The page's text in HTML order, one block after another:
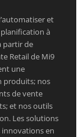
et
à
partir de
Retail de Mi9
une
produits; nos
de vente
et nos outils
Les solutions
innovations en